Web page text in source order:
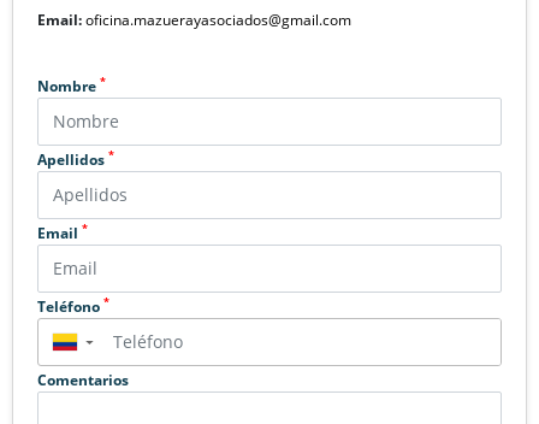
Email:oficina.mazuerayasociados@gmail.com
Nombre *
Apellidos *
Email *
Teléfono *
▼
Comentarios